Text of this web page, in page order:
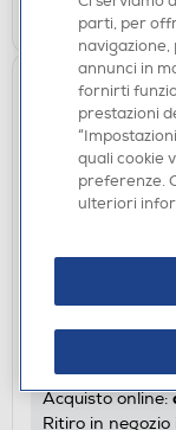
TERMO
BEKO -
Acquisto online:
Ritiro in
parti, per
annunci in
fornirti
prestazioni
quali cookie
preferenze.
ulteriori